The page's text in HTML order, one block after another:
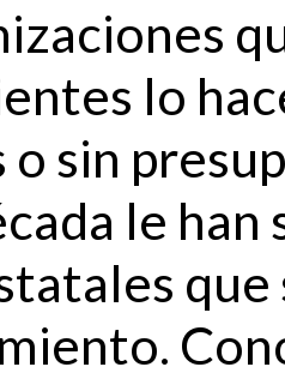
lo
sin
le han
que